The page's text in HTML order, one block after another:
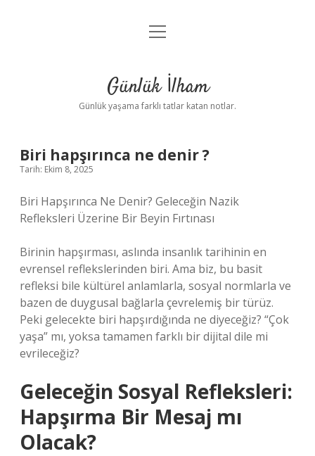
Anasayfa
Yasal Uyarı
menüyü
Günlük İlham
Günlük yaşama farklı tatlar katan notlar.
Biri hapşırınca ne denir ?
Tarih: Ekim 8, 2025
Biri Hapşırınca Ne Denir? Geleceğin Nazik
Refleksleri Üzerine Bir Beyin Fırtınası
Birinin hapşırması, aslında insanlık tarihinin en
evrensel reflekslerinden biri. Ama biz, bu basit
refleksi bile kültürel anlamlarla, sosyal normlarla ve
bazen de duygusal bağlarla çevrelemiş bir türüz.
Peki gelecekte biri hapşırdığında ne diyeceğiz? “Çok
yaşa” mı, yoksa tamamen farklı bir dijital dile mi
evrileceğiz?
Geleceğin Sosyal Refleksleri:
Hapşırma Bir Mesaj mı
Olacak?